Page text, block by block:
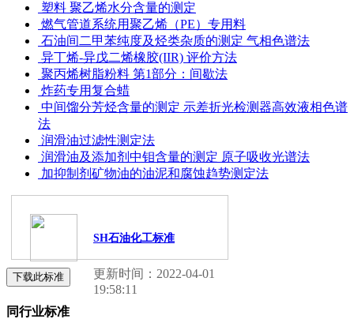
塑料 聚乙烯水分含量的测定
燃气管道系统用聚乙烯（PE）专用料
石油间二甲苯纯度及烃类杂质的测定 气相色谱法
异丁烯-异戊二烯橡胶(IIR) 评价方法
聚丙烯树脂粉料 第1部分：间歇法
炸药专用复合蜡
中间馏分芳烃含量的测定 示差折光检测器高效液相色谱
法
润滑油过滤性测定法
润滑油及添加剂中钼含量的测定 原子吸收光谱法
加抑制剂矿物油的油泥和腐蚀趋势测定法
SH石油化工标准
更新时间：2022-04-01
19:58:11
下载此标准
同行业标准